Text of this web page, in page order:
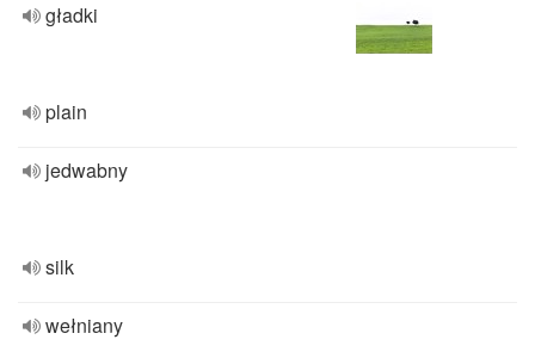
gładki
plain
jedwabny
silk
wełniany